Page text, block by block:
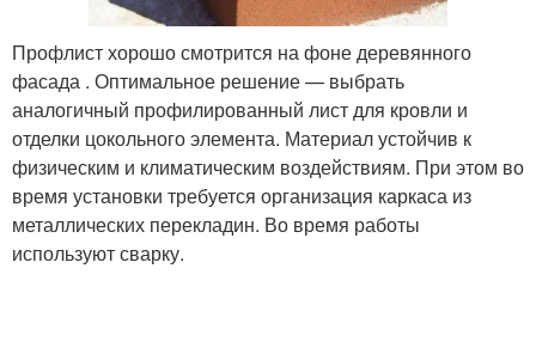
Профлист хорошо смотрится на фоне деревянного
фасада . Оптимальное решение — выбрать
аналогичный профилированный лист для кровли и
отделки цокольного элемента. Материал устойчив к
физическим и климатическим воздействиям. При этом во
время установки требуется организация каркаса из
металлических перекладин. Во время работы
используют сварку.